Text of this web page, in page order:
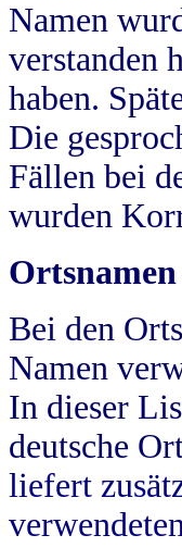
Namen
verstanden
haben.
Die
Fällen bei
wurden
Ortsnamen
Bei den
Namen
In dieser
deutsche
liefert